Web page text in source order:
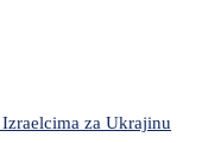
za Ukrajinu